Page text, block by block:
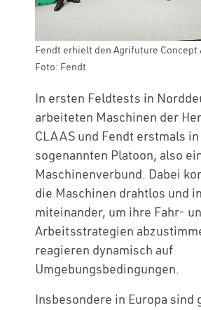
Fendt erhielt den Agrifuture Concept
Foto: Fendt
In ersten Feldtests in
arbeiteten Maschinen der
CLAAS und Fendt erstmals
sogenannten Platoon, also
Maschinenverbund. Dabei
die Maschinen drahtlos und
miteinander, um ihre Fahr-
Arbeitsstrategien
reagieren dynamisch auf
Umgebungsbedingungen.
Insbesondere in Europa sind